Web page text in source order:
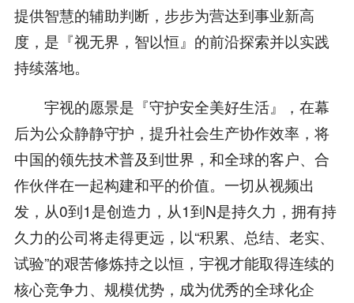
提供智慧的辅助判断，步步为营达到事业新高
度，是『视无界，智以恒』的前沿探索并以实践
持续落地。
宇视的愿景是『守护安全美好生活』，在幕
后为公众静静守护，提升社会生产协作效率，将
中国的领先技术普及到世界，和全球的客户、合
作伙伴在一起构建和平的价值。一切从视频出
发，从0到1是创造力，从1到N是持久力，拥有持
久力的公司将走得更远，以“积累、总结、老实、
试验”的艰苦修炼持之以恒，宇视才能取得连续的
核心竞争力、规模优势，成为优秀的全球化企